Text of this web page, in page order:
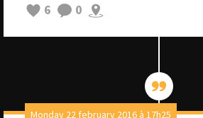
6
0
Monday 22 february 2016 à 17h25